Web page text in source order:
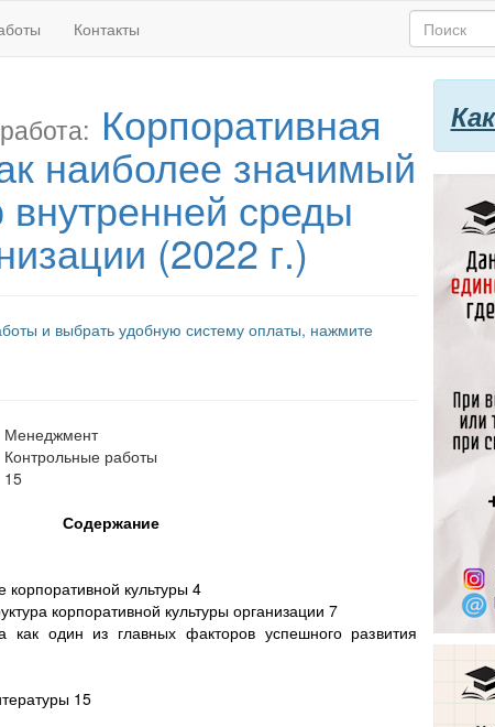
Контакты
Корпоративная
наиболее значимый
среды
(2022 г.)
и выбрать удобную систему оплаты, нажмите
Менеджмент
Контрольные работы
15
Содержание
культуры 4
корпоративной культуры организации 7
как один из главных факторов успешного развития
15